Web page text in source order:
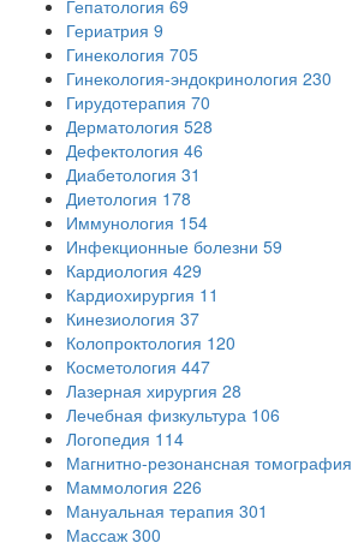
Гепатология 69
Гериатрия 9
Гинекология 705
Гинекология-эндокринология 230
Гирудотерапия 70
Дерматология 528
Дефектология 46
Диабетология 31
Диетология 178
Иммунология 154
Инфекционные болезни 59
Кардиология 429
Кардиохирургия 11
Кинезиология 37
Колопроктология 120
Косметология 447
Лазерная хирургия 28
Лечебная физкультура 106
Логопедия 114
Магнитно-резонансная томография
Маммология 226
Мануальная терапия 301
Массаж 300